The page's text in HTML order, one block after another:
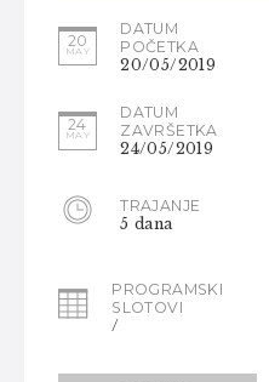
20
MAY
DATUM
POČETKA
20/05/2019
24
MAY
DATUM
ZAVRŠETKA
24/05/2019
TRAJANJE
5 dana
PROGRAMSKI
SLOTOVI
/